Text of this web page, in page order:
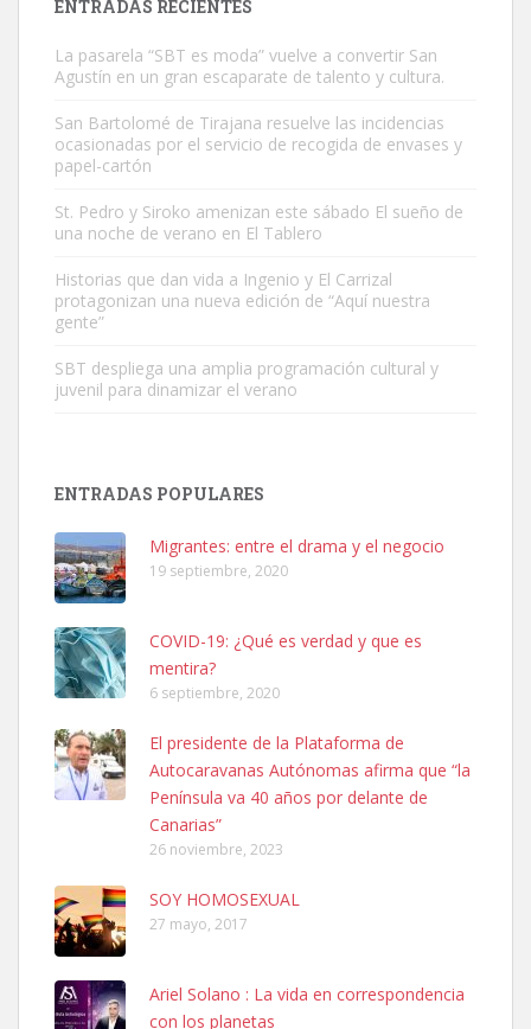
Gato manso encontrado
Este gato macho ha aparecido en la calle hace menos de un mes,
es muy manso y extremadamente cari...
Leales.org » Gran Canaria
SHIBA PERDIDO AVDA JOSE MESA Y LOPEZ
PERRO MACHO RAZA SHIBA CON MICROCHIP PERDIDO HOY
06/07/2025 ZONA MESA Y LOPEZ. ES MUY ASUSTADIZO
Leales.org » Gran Canaria
6.7.2025
Ninfa perdida
ENTRADAS RECIENTES
La pasarela “SBT es moda” vuelve a convertir San
Agustín en un gran escaparate de talento y cultura.
San Bartolomé de Tirajana resuelve las incidencias
ocasionadas por el servicio de recogida de envases y
papel-cartón
St. Pedro y Siroko amenizan este sábado El sueño de
una noche de verano en El Tablero
Historias que dan vida a Ingenio y El Carrizal
protagonizan una nueva edición de “Aquí nuestra
gente”
SBT despliega una amplia programación cultural y
juvenil para dinamizar el verano
ENTRADAS POPULARES
Migrantes: entre el drama y el negocio
19 septiembre, 2020
COVID-19: ¿Qué es verdad y que es
mentira?
6 septiembre, 2020
El presidente de la Plataforma de
Autocaravanas Autónomas afirma que “la
Península va 40 años por delante de
Canarias”
26 noviembre, 2023
SOY HOMOSEXUAL
27 mayo, 2017
Ariel Solano : La vida en correspondencia
con los planetas